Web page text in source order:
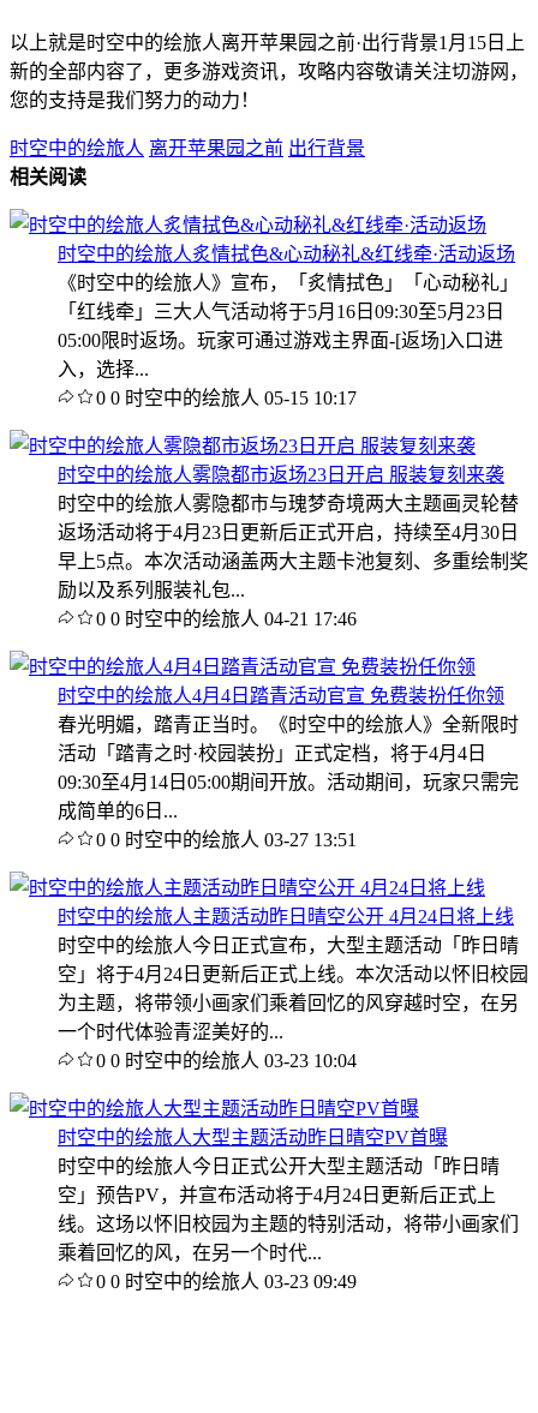
以上就是时空中的绘旅人离开苹果园之前·出行背景1月15日上
新的全部内容了，更多游戏资讯，攻略内容敬请关注切游网，
您的支持是我们努力的动力！
时空中的绘旅人 离开苹果园之前 出行背景
相关阅读
时空中的绘旅人炙情拭色&心动秘礼&红线牵·活动返场
《时空中的绘旅人》宣布，「炙情拭色」「心动秘礼」
「红线牵」三大人气活动将于5月16日09:30至5月23日
05:00限时返场。玩家可通过游戏主界面-[返场]入口进
入，选择...
0 0 时空中的绘旅人 05-15 10:17
时空中的绘旅人雾隐都市返场23日开启 服装复刻来袭
时空中的绘旅人雾隐都市与瑰梦奇境两大主题画灵轮替
返场活动将于4月23日更新后正式开启，持续至4月30日
早上5点。本次活动涵盖两大主题卡池复刻、多重绘制奖
励以及系列服装礼包...
0 0 时空中的绘旅人 04-21 17:46
时空中的绘旅人4月4日踏青活动官宣 免费装扮任你领
春光明媚，踏青正当时。《时空中的绘旅人》全新限时
活动「踏青之时·校园装扮」正式定档，将于4月4日
09:30至4月14日05:00期间开放。活动期间，玩家只需完
成简单的6日...
0 0 时空中的绘旅人 03-27 13:51
时空中的绘旅人主题活动昨日晴空公开 4月24日将上线
时空中的绘旅人今日正式宣布，大型主题活动「昨日晴
空」将于4月24日更新后正式上线。本次活动以怀旧校园
为主题，将带领小画家们乘着回忆的风穿越时空，在另
一个时代体验青涩美好的...
0 0 时空中的绘旅人 03-23 10:04
时空中的绘旅人大型主题活动昨日晴空PV首曝
时空中的绘旅人今日正式公开大型主题活动「昨日晴
空」预告PV，并宣布活动将于4月24日更新后正式上
线。这场以怀旧校园为主题的特别活动，将带小画家们
乘着回忆的风，在另一个时代...
0 0 时空中的绘旅人 03-23 09:49